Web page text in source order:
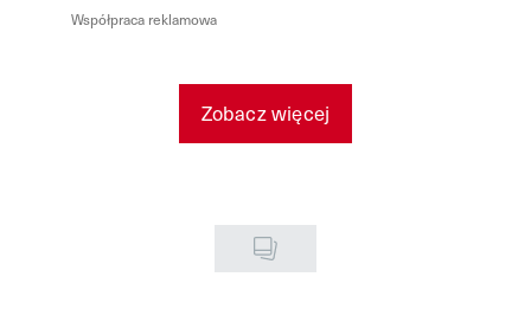
Współpraca reklamowa
Zobacz więcej